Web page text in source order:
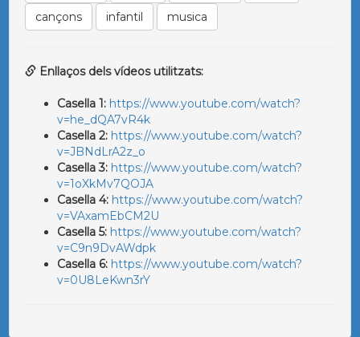
cançons
infantil musica
Enllaços dels vídeos utilitzats:
Casella 1: https://www.youtube.com/watch?
v=he_dQA7vR4k
Casella 2: https://www.youtube.com/watch?
v=JBNdLrA2z_o
Casella 3: https://www.youtube.com/watch?
v=1oXkMv7QOJA
Casella 4: https://www.youtube.com/watch?
v=VAxamEbCM2U
Casella 5: https://www.youtube.com/watch?
v=C9n9DvAWdpk
Casella 6: https://www.youtube.com/watch?
v=0U8LeKwn3rY